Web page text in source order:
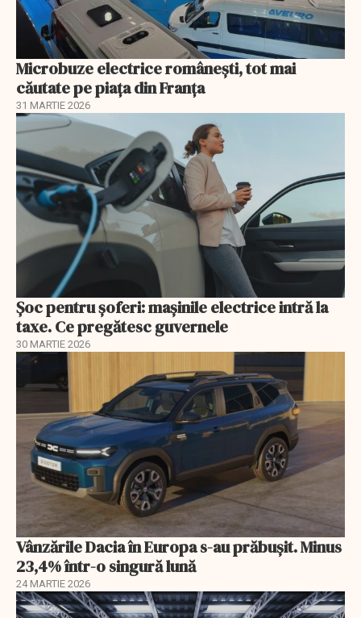
Microbuze electrice românești, tot mai
căutate pe piața din Franța
31 MARTIE 2026
Șoc pentru șoferi: mașinile electrice intră la
taxe. Ce pregătesc guvernele
30 MARTIE 2026
Vânzările Dacia în Europa s-au prăbuşit. Minus
23,4% într-o singură lună
24 MARTIE 2026